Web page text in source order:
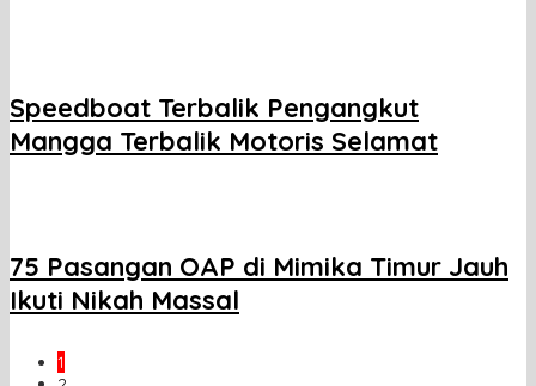
Speedboat Terbalik Pengangkut
Mangga Terbalik Motoris Selamat
75 Pasangan OAP di Mimika Timur Jauh
Ikuti Nikah Massal
1